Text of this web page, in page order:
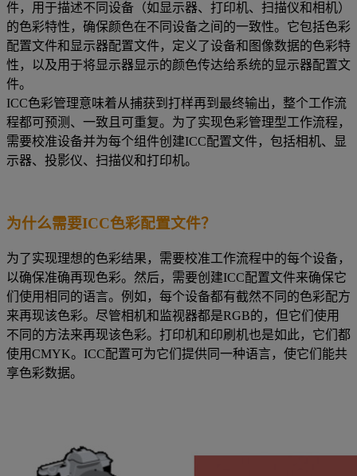
件，用于描述不同设备（如显示器、打印机、扫描仪和相机）
的色彩特性，确保颜色在不同设备之间的一致性。它包括色彩
配置文件和显示器配置文件，定义了设备和图像数据的色彩特
性，以及用于将显示器显示的颜色传达给系统的显示器配置文
件。
ICC色彩管理意味着从捕获到打样再到最终输出，整个工作流
程都可预测、一致且可重复。为了实现色彩管理型工作流程，
需要校准设备并为每个组件创建ICC配置文件，包括相机、显
示器、投影仪、扫描仪和打印机。
为什么需要ICC色彩配置文件？
为了实现理想的色彩结果，需要校准工作流程中的每个设备，
以确保准确再现色彩。然后，需要创建ICC配置文件来确保它
们使用相同的语言。例如，每个设备都有截然不同的色彩配方
来再现该色彩。尽管相机和监视器都是RGB的，但它们使用
不同的方法来再现该色彩。打印机和印刷机也是如此，它们都
使用CMYK。ICC配置可为它们提供同一种语言，使它们能共
享色彩数据。